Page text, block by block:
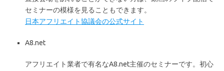
セミナーの模様を見ることもできます。
日本アフリエイト協議会の公式サイト
A8.net
アフリエイト業者で有名なA8.net主催のセミナーです。初心